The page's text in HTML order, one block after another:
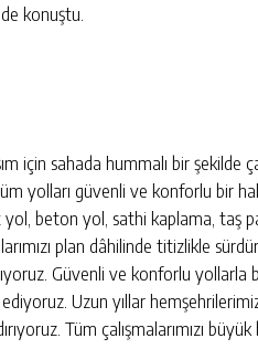
konuştu.
için sahada hummalı bir
tüm yolları güvenli ve konforlu bir
beton yol, sathi kaplama, taş
plan dâhilinde titizlikle
Güvenli ve konforlu yollarla
Uzun yıllar
Tüm çalışmalarımızı